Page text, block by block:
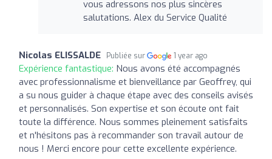
vous adressons nos plus sincères
salutations. Alex du Service Qualité
Nicolas ELISSALDE Publiée sur 1 year ago
Expérience fantastique: Nous avons été accompagnés
avec professionnalisme et bienveillance par Geoffrey, qui
a su nous guider à chaque étape avec des conseils avisés
et personnalisés. Son expertise et son écoute ont fait
toute la différence. Nous sommes pleinement satisfaits
et n'hésitons pas à recommander son travail autour de
nous ! Merci encore pour cette excellente expérience.